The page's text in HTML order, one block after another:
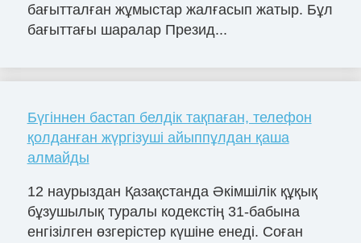
бағытталған жұмыстар жалғасып жатыр. Бұл
бағыттағы шаралар Презид...
Бүгіннен бастап белдік тақпаған, телефон
қолданған жүргізуші айыппұлдан қаша
алмайды
12 наурыздан Қазақстанда Әкімшілік құқық
бұзушылық туралы кодекстің 31-бабына
енгізілген өзгерістер күшіне енеді. Соған